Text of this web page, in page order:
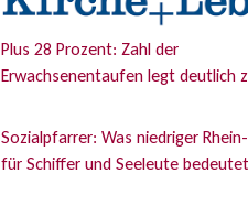
Plus 28 Prozent: Zahl der
Erwachsenentaufen legt deutlich
Sozialpfarrer: Was niedriger
für Schiffer und Seeleute bedeutet